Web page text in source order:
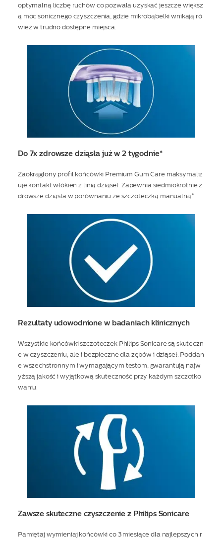
optymalną liczbę ruchów co pozwala uzyskać jeszcze większ
ą moc sonicznego czyszczenia, gdzie mikrobąbelki wnikają ró
wież w trudno dostępne miejsca.
Do 7x zdrowsze dziąsła już w 2 tygodnie*
Zaokrąglony profil końcówki Premium Gum Care maksymaliz
uje kontakt włókien z linią dziąseł. Zapewnia siedmiokrotnie z
drowsze dziąsła w porównaniu ze szczoteczką manualną*.
Rezultaty udowodnione w badaniach klinicznych
Wszystkie końcówki szczoteczek Philips Sonicare są skuteczn
e w czyszczeniu, ale i bezpieczne dla zębów i dziąseł. Poddan
e wszechstronnym i wymagającym testom, gwarantują najw
yższą jakość i wyjątkową skuteczność przy każdym szczotko
waniu.
Zawsze skuteczne czyszczenie z Philips Sonicare
Pamiętaj wymieniaj końcówki co 3 miesiące dla najlepszych r